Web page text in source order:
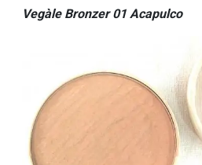
Vegàle Bronzer 01 Acapulco